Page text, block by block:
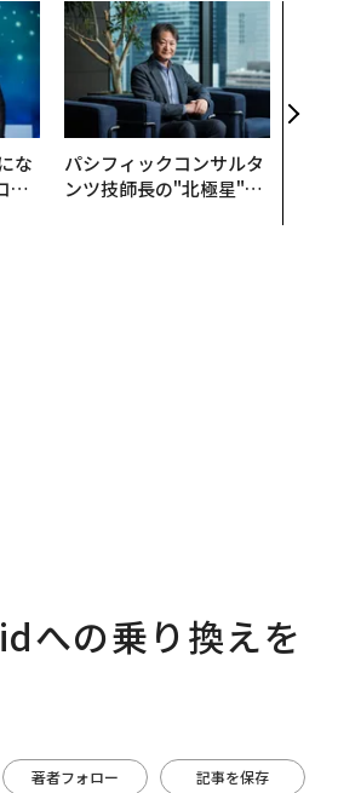
な
で
パシフィックコンサルタ
ンツ技師長の"北極星"。
くり方
への乗り換えを
著者フォロー 記事を保存